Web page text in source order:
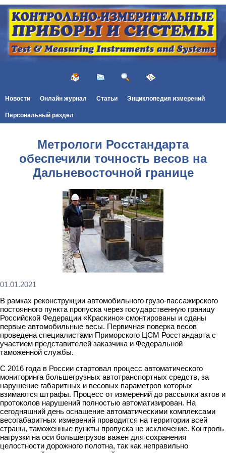
Новости Онлайн журнал Статьи Энциклопедия измерений
Персональный раздел
Метрологи Росстандарта
обеспечили точность весов на
Дальневосточной границе
01.01.2021
В рамках реконструкции автомобильного грузо-пассажирского
постоянного пункта пропуска через государственную границу
Российской Федерации «Краскино» смонтированы и сданы
первые автомобильные весы. Первичная поверка весов
проведена специалистами Приморского ЦСМ Росстандарта с
участием представителей заказчика и Федеральной
таможенной службы.
С 2016 года в России стартовал процесс автоматического
мониторинга большегрузных автотранспортных средств, за
нарушение габаритных и весовых параметров которых
взимаются штрафы. Процесс от измерений до рассылки актов и
протоколов нарушений полностью автоматизирован. На
сегодняшний день оснащение автоматическими комплексами
весогабаритных измерений проводится на территории всей
страны, таможенные пункты пропуска не исключение. Контроль
нагрузки на оси большегрузов важен для сохранения
целостности дорожного полотна, так как неправильно